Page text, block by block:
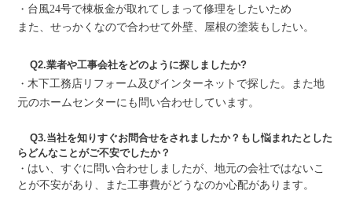
・ 台風24号で棟板金が取れてしまって修理をしたいため
また、せっかくなので合わせて外壁、屋根の塗装もしたい。
Q2.業者や工事会社をどのように探しましたか?
・木下工務店リフォーム及びインターネットで探した。また地
元のホームセンターにも問い合わせしています。
Q3.当社を知りすぐお問合せをされましたか？もし悩まれたとした
らどんなことがご不安でしたか？
・ はい、すぐに問い合わせしましたが、地元の会社ではないこ
とが不安があり、また工事費がどうなのか心配があります。